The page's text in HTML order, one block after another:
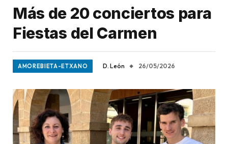
Más de 20 conciertos para
Fiestas del Carmen
AMOREBIETA-ETXANO D. León 26/05/2026